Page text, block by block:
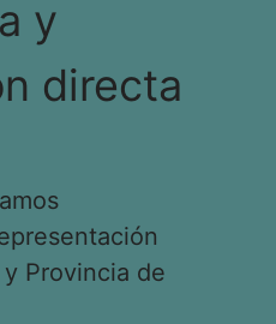
y
directa
Provincia de